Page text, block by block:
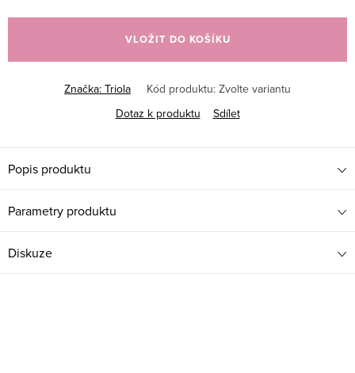
cena:
VLOŽIT DO KOŠÍKU
Značka: Triola Kód produktu: Zvolte variantu
Dotaz k produktu
Sdílet
Popis produktu
Parametry produktu
Diskuze